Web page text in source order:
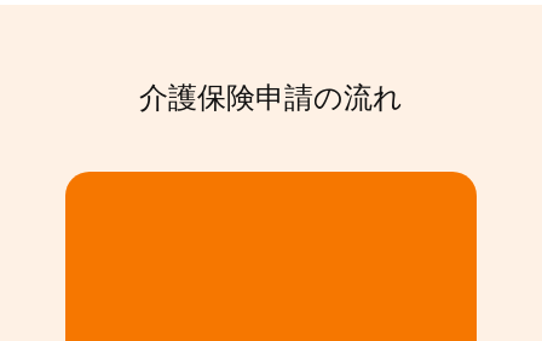
介護保険申請の流れ